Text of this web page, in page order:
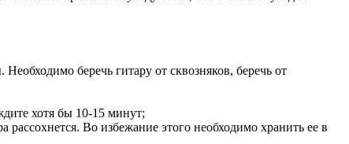
беречь гитару от сквозняков, беречь от
хотя бы 10-15 минут;
Во избежание этого необходимо хранить ее в